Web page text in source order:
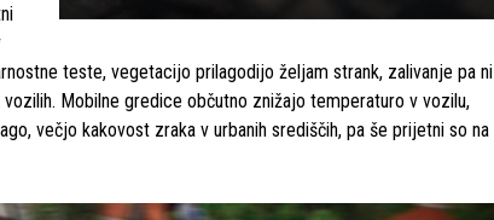
teste, vegetacijo prilagodijo željam strank, zalivanje pa ni
Mobilne gredice občutno znižajo temperaturo v vozilu,
večjo kakovost zraka v urbanih središčih, pa še prijetni so na